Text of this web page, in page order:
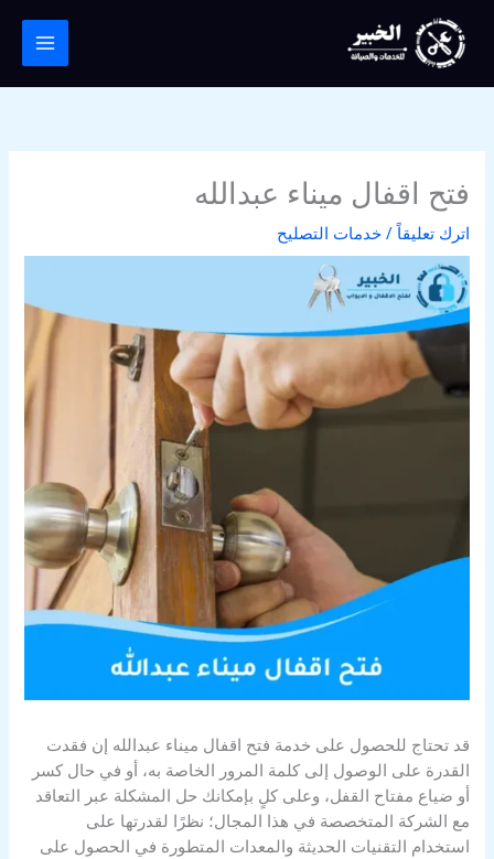
المحتوى
فتح اقفال ميناء عبدالله
اترك تعليقاً /خدمات التصليح
قد تحتاج للحصول على خدمة فتح اقفال ميناء عبدالله إن فقدت
القدرة على الوصول إلى كلمة المرور الخاصة به، أو في حال كسر
أو ضياع مفتاح القفل، وعلى كلٍ بإمكانك حل المشكلة عبر التعاقد
مع الشركة المتخصصة في هذا المجال؛ نظرًا لقدرتها على
استخدام التقنيات الحديثة والمعدات المتطورة في الحصول على